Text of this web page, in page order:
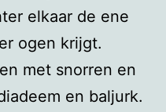
elkaar de ene
ogen krijgt.
met snorren en
en baljurk.